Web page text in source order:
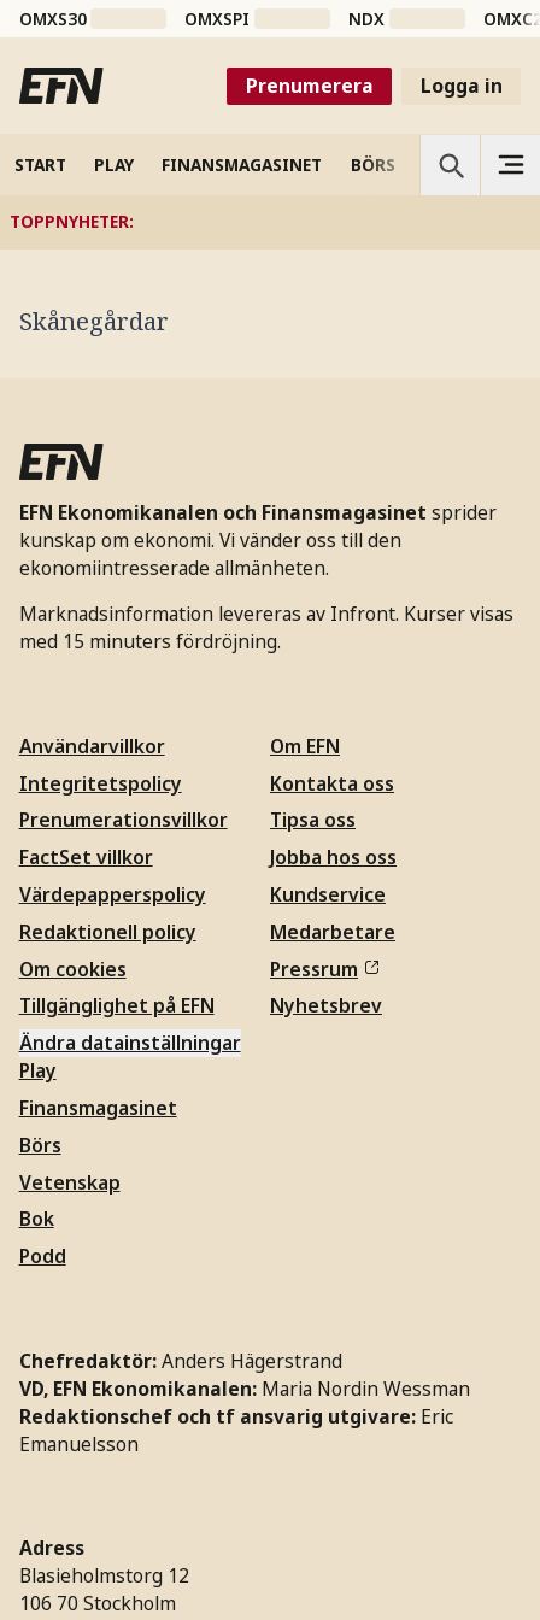
OMXS30 OMXSPI NDX
Prenumerera Logga in
START PLAY FINANSMAGASINET BÖRS VETENSKAP
TOPPNYHETER:
Skånegårdar
EFN Ekonomikanalen och Finansmagasinet sprider
kunskap om ekonomi. Vi vänder oss till den
ekonomiintresserade allmänheten.
Marknadsinformation levereras av Infront. Kurser visas
med 15 minuters fördröjning.
Användarvillkor
Integritetspolicy
Prenumerationsvillkor
FactSet villkor
Värdepapperspolicy
Redaktionell policy
Om cookies
Tillgänglighet på EFN
Ändra datainställningar
Om EFN
Kontakta oss
Tipsa oss
Jobba hos oss
Kundservice
Medarbetare
Pressrum
Nyhetsbrev
Play
Finansmagasinet
Börs
Vetenskap
Bok
Podd
Chefredaktör:Anders Hägerstrand
VD, EFN Ekonomikanalen: Maria Nordin Wessman
Redaktionschef och tf ansvarig utgivare: Eric
Emanuelsson
Adress
Blasieholmstorg 12
106 70 Stockholm